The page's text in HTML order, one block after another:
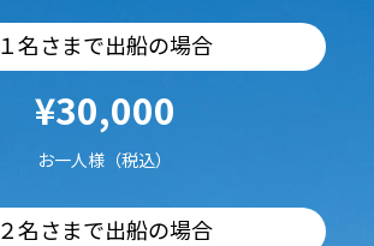
１名さまで出船の場合
¥30,000
お一人様（税込）
２名さまで出船の場合